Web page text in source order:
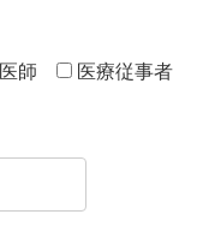
医師
医療従事者